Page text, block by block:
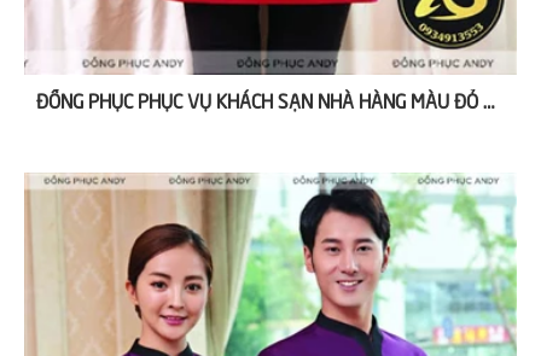
ĐỒNG PHỤC PHỤC VỤ KHÁCH SẠN NHÀ HÀNG MÀU ĐỎ NAM NỮ